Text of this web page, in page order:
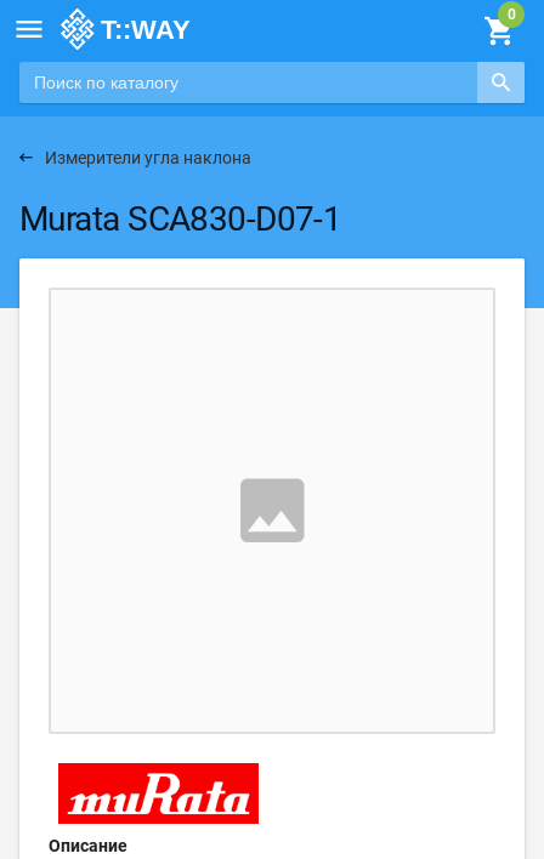

Измерители угла наклона
Murata SCA830-D07-1
Описание